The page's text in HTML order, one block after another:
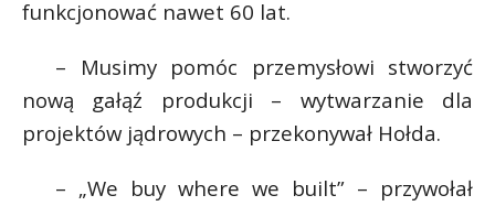
funkcjonować nawet 60 lat.
– Musimy pomóc przemysłowi stworzyć
nową gałąź produkcji – wytwarzanie dla
projektów jądrowych – przekonywał Hołda.
– „We buy where we built” – przywołał